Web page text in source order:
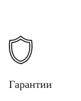
Гарантии